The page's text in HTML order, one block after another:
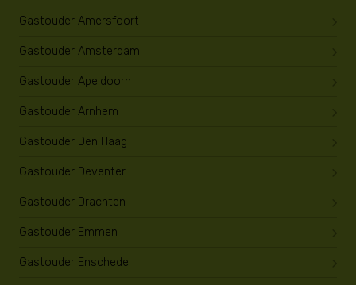
Gastouder Amersfoort
Gastouder Amsterdam
Gastouder Apeldoorn
Gastouder Arnhem
Gastouder Den Haag
Gastouder Deventer
Gastouder Drachten
Gastouder Emmen
Gastouder Enschede